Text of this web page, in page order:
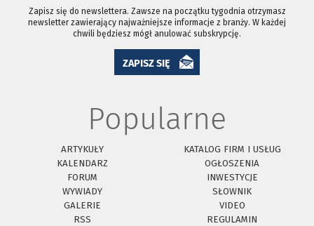
Zapisz się do newslettera. Zawsze na początku tygodnia otrzymasz
newsletter zawierający najważniejsze informacje z branży. W każdej
chwili będziesz mógł anulować subskrypcję.
ZAPISZ SIĘ
Popularne
ARTYKUŁY
KATALOG FIRM I USŁUG
KALENDARZ
OGŁOSZENIA
FORUM
INWESTYCJE
WYWIADY
SŁOWNIK
GALERIE
VIDEO
RSS
REGULAMIN